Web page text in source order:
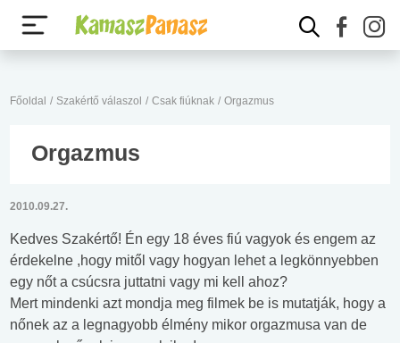
Főoldal / Szakértő válaszol / Csak fiúknak / Orgazmus
Orgazmus
2010.09.27.
Kedves Szakértő! Én egy 18 éves fiú vagyok és engem az
érdekelne ,hogy mitől vagy hogyan lehet a legkönnyebben
egy nőt a csúcsra juttatni vagy mi kell ahoz?
Mert mindenki azt mondja meg filmek be is mutatják, hogy a
nőnek az a legnagyobb élmény mikor orgazmusa van de